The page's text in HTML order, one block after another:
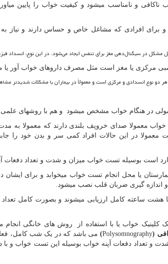
ناکافی و نامناسب میشود و کیفیت خواب را پایین
و برای افرادی که مشاغل خاص و حساس دارند و نیاز
مشکل در سیگنال‌دهی مغز برای تنفس ایجاد می‌شود. در این نوع، انسداد
مرکزی یا مغز است مثل مصرف داروهای خواب آور یا
هر دو نوع انسدادی و مرکزی است و معمولاً در بیماران با مشکلات شدیدتر
در هنگام خواب مشخص میشود و هم با روشهای
معمولا صدای خروپف بلندی دارند که معمولا به
در این حالات افراد کمی سر و بدن خود را
است بوسیله تست خواب میزان و شدت و تعداد دفعات
یا محل انجام تست خواب میخوابد و برای ایشان
اندازه گیری ضربان قلب نصب میشود.
ساعته کامل ارزیابی میشوند و بصورت کامل تعداد
کلینیک خواب یا با استفاده از روش های خانگی
(
Polysomnography
) می باشد که در یک شب کامل،
و تعداد دفعات آپنه خواب بوسیله این تست خواب و